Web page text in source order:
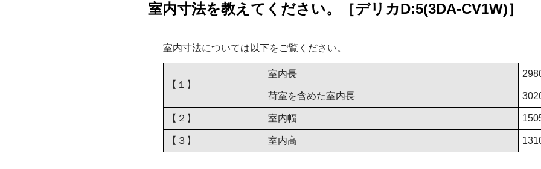
室内寸法を教えてください。［デリカD:5(3DA-CV1W)］
室内寸法については以下をご覧ください。
【１】
室内長
荷室を含めた室内長
【２】 室内幅
【３】 室内高